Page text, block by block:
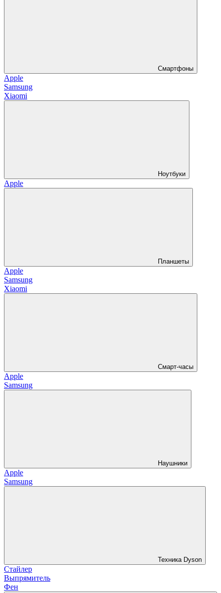
Смартфоны
Apple
Samsung
Xiaomi
Ноутбуки
Apple
Планшеты
Apple
Samsung
Xiaomi
Смарт-часы
Apple
Samsung
Наушники
Apple
Samsung
Техника Dyson
Стайлер
Выпрямитель
Фен